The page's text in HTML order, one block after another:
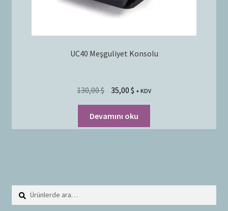
UC40 Meşguliyet Konsolu
130,00$ 35,00 $ + KDV
Devamını oku
Ara: